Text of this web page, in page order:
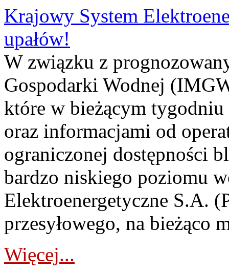
Krajowy System
upałów!
W związku z
Gospodarki Wodnej
które w bieżącym tygodniu
oraz informacjami od
ograniczonej dostępności
bardzo niskiego poziomu
Elektroenergetyczne S.A.
przesyłowego, na bieżąco
Więcej...